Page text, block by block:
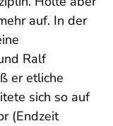
auf. In der
Ralf
er etliche
sich so auf
(Endzeit